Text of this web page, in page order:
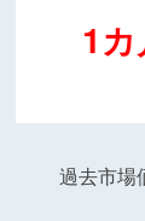
1
過去市場